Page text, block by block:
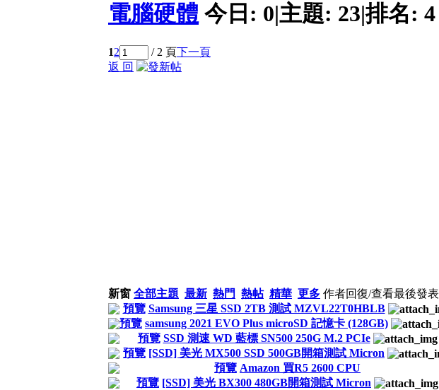
電腦硬體 今日: 0|主題: 23|排名: 4
12 / 2 頁下一頁
返 回
新窗 全部主題 最新 熱門 熱帖 精華 更多 作者回復/查看最後發表
預覽 Samsung 三星 SSD 2TB 測試 MZVL22T0HBLB
預覽 samsung 2021 EVO Plus microSD 記憶卡 (128GB)
預覽 SSD 測速 WD 藍標 SN500 250G M.2 PCIe
預覽 [SSD] 美光 MX500 SSD 500GB開箱測試 Micron
預覽 Amazon 買R5 2600 CPU
預覽 [SSD] 美光 BX300 480GB開箱測試 Micron